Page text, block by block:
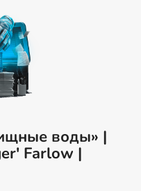
воды» |
Farlow |